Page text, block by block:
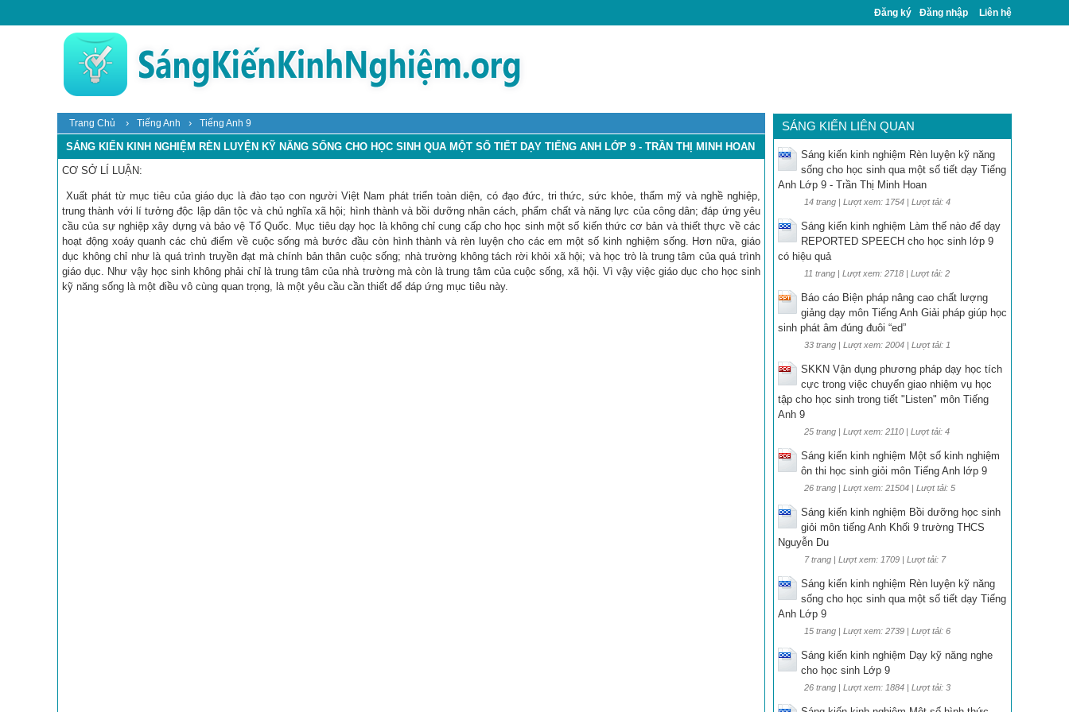
Đăng ký Đăng nhập Liên hệ
Trang Chủ › Tiếng Anh › Tiếng Anh 9
SÁNG KIẾN KINH NGHIỆM RÈN LUYỆN KỸ NĂNG SỐNG CHO HỌC SINH QUA MỘT SỐ TIẾT DẠY TIẾNG ANH LỚP 9 - TRẦN THỊ MINH HOAN
CƠ SỞ LÍ LUẬN:
Xuất phát từ mục tiêu của giáo dục là đào tạo con người Việt Nam phát triển toàn diện, có đạo đức, tri thức, sức khỏe, thẩm mỹ và nghề nghiệp,
trung thành với lí tưởng độc lập dân tộc và chủ nghĩa xã hội; hình thành và bồi dưỡng nhân cách, phẩm chất và năng lực của công dân; đáp ứng yêu
cầu của sự nghiệp xây dựng và bảo vệ Tổ Quốc. Mục tiêu dạy học là không chỉ cung cấp cho học sinh một số kiến thức cơ bản và thiết thực về các
hoạt động xoáy quanh các chủ điểm về cuộc sống mà bước đầu còn hình thành và rèn luyện cho các em một số kinh nghiệm sống. Hơn nữa, giáo
dục không chỉ như là quá trình truyền đạt mà chính bản thân cuộc sống; nhà trường không tách rời khỏi xã hội; và học trò là trung tâm của quá trình
giáo dục. Như vậy học sinh không phải chỉ là trung tâm của nhà trường mà còn là trung tâm của cuộc sống, xã hội. Vì vậy việc giáo dục cho học sinh
kỹ năng sống là một điều vô cùng quan trọng, là một yêu cầu cần thiết để đáp ứng mục tiêu này.
SÁNG KIẾN LIÊN QUAN
Sáng kiến kinh nghiệm Rèn luyện kỹ năng
sống cho học sinh qua một số tiết dạy Tiếng
Anh Lớp 9 - Trần Thị Minh Hoan
14 trang | Lượt xem: 1754 | Lượt tải: 4
Sáng kiến kinh nghiệm Làm thế nào để dạy
REPORTED SPEECH cho học sinh lớp 9
có hiệu quả
11 trang | Lượt xem: 2718 | Lượt tải: 2
Báo cáo Biện pháp nâng cao chất lượng
giảng dạy môn Tiếng Anh Giải pháp giúp học
sinh phát âm đúng đuôi “ed”
33 trang | Lượt xem: 2004 | Lượt tải: 1
SKKN Vận dụng phương pháp dạy học tích
cực trong việc chuyển giao nhiệm vụ học
tập cho học sinh trong tiết "Listen" môn Tiếng
Anh 9
25 trang | Lượt xem: 2110 | Lượt tải: 4
Sáng kiến kinh nghiệm Một số kinh nghiệm
ôn thi học sinh giỏi môn Tiếng Anh lớp 9
26 trang | Lượt xem: 21504 | Lượt tải: 5
Sáng kiến kinh nghiệm Bồi dưỡng học sinh
giỏi môn tiếng Anh Khối 9 trường THCS
Nguyễn Du
7 trang | Lượt xem: 1709 | Lượt tải: 7
Sáng kiến kinh nghiệm Rèn luyện kỹ năng
sống cho học sinh qua một số tiết dạy Tiếng
Anh Lớp 9
15 trang | Lượt xem: 2739 | Lượt tải: 6
Sáng kiến kinh nghiệm Dạy kỹ năng nghe
cho học sinh Lớp 9
26 trang | Lượt xem: 1884 | Lượt tải: 3